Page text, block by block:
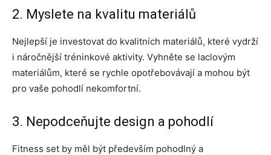
2. Myslete na kvalitu materiálů
Nejlepší je investovat do kvalitních materiálů, které vydrží
i náročnější tréninkové aktivity. Vyhněte se laclovým
materiálům, které se rychle opotřebovávají a mohou být
pro vaše pohodlí nekomfortní.
3. Nepodceňujte design a pohodlí
Fitness set by měl být především pohodlný a